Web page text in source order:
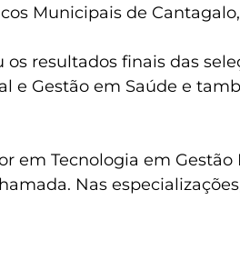
Municipais de
resultados finais das
e Gestão em Saúde e
em Tecnologia em
Nas